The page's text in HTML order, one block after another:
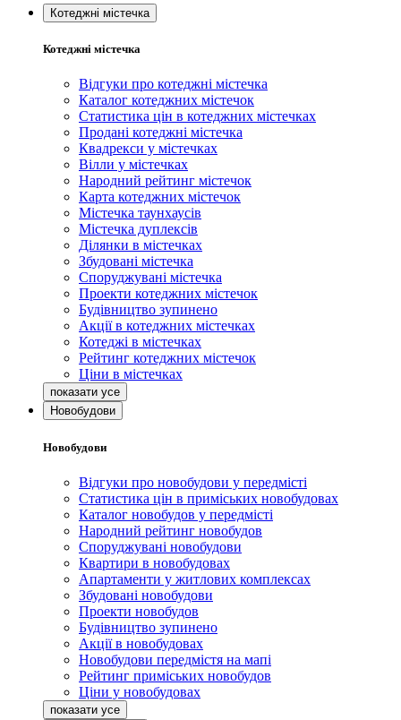
Котеджні містечка
Котеджні містечка
Відгуки про котеджні містечка
Каталог котеджних містечок
Статистика цін в котеджних містечках
Продані котеджні містечка
Квадрекси у містечках
Вілли у містечках
Народний рейтинг містечок
Карта котеджних містечок
Містечка таунхаусів
Містечка дуплексів
Ділянки в містечках
Збудовані містечка
Споруджувані містечка
Проекти котеджних містечок
Будівництво зупинено
Акції в котеджних містечках
Котеджі в містечках
Рейтинг котеджних містечок
Ціни в містечках
Новобудови
Новобудови
Відгуки про новобудови у передмісті
Статистика цін в приміських новобудовах
Каталог новобудов у передмісті
Народний рейтинг новобудов
Споруджувані новобудови
Квартири в новобудовах
Апартаменти у житлових комплексах
Збудовані новобудови
Проекти новобудов
Будівництво зупинено
Акції в новобудовах
Новобудови передмістя на мапі
Рейтинг приміських новобудов
Ціни у новобудовах